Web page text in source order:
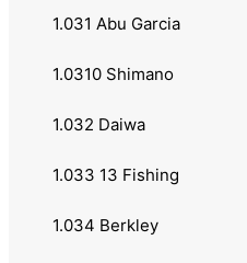
riggas på ett klassiskt jigghuvud.
Edvin Johansson, känd från
sportfiskare och betes
Flatnose Shad JR är den
15cm,24gr och kommer i 2-pack.
1.031 Abu Garcia
1.0310 Shimano
1.032 Daiwa
1.033 13 Fishing
1.034 Berkley